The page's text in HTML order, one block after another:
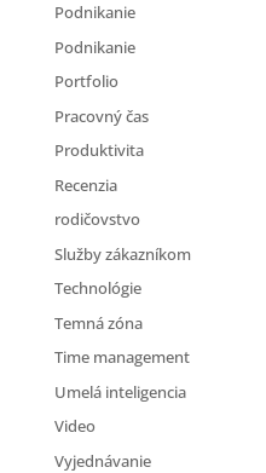
Podnikanie
Podnikanie
Portfolio
Pracovný čas
Produktivita
Recenzia
rodičovstvo
Služby zákazníkom
Technológie
Temná zóna
Time management
Umelá inteligencia
Video
Vyjednávanie